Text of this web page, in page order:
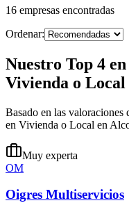
16 empresas encontradas
Ordenar:
Nuestro Top 4
Vivienda o Local
Basado en las valoraciones
en Vivienda o Local en
Muy experta
OM
Oigres Multiservicios